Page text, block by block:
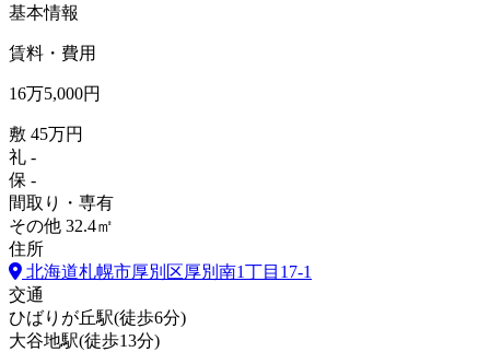
基本情報
賃料・費用
16万5,000円
敷 45万円
礼 -
保 -
間取り・専有
その他 32.4㎡
住所
北海道札幌市厚別区厚別南1丁目17-1
交通
ひばりが丘駅(徒歩6分)
大谷地駅(徒歩13分)